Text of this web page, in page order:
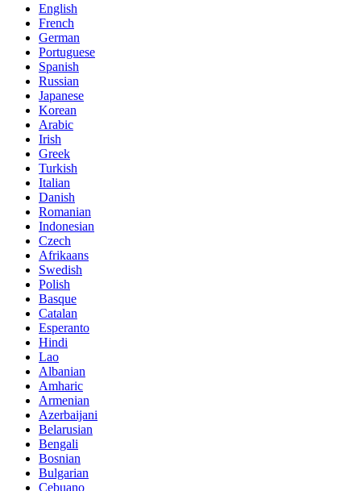
English
French
German
Portuguese
Spanish
Russian
Japanese
Korean
Arabic
Irish
Greek
Turkish
Italian
Danish
Romanian
Indonesian
Czech
Afrikaans
Swedish
Polish
Basque
Catalan
Esperanto
Hindi
Lao
Albanian
Amharic
Armenian
Azerbaijani
Belarusian
Bengali
Bosnian
Bulgarian
Cebuano